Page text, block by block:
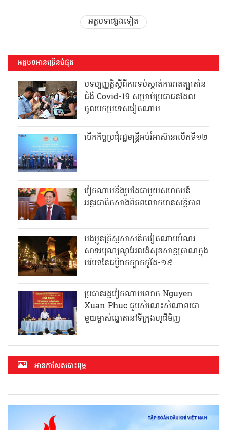
អត្ថបទផ្សេងទៀត
អត្ថបទអានច្រើនបំផុត
បទប្បញ្ញត្តិស្តីពីការទប់ស្កាត់ការរាតត្បាតនៃ
ជំងឺ Covid-19 សម្រាប់ប្រជាជនដែល
ចូលមកប្រទេសវៀតណាម
បើកកិច្ចប្រជុំរដ្ឋមន្ត្រីអប់រំអាស៊ានលើកទី១២
វៀតណាមនឹងរួមដៃជាមួយសហគមន៍
អន្តរជាតិកសាងពិភពលោកមានសន្តិភាព
បងប្អូនគ្រិស្តសាសនិកវៀតណាមអំណរ
សាទរបុណ្យណូអែលដ៏សុខសាន្តត្រាណក្នុង
បរិបទនៃជម្ងឺរាតត្បាតកូវីដ-១៩
ប្រធានរដ្ឋវៀតណាមលោក Nguyen
Xuan Phuc ជួបសំណេះសំណាលជា
មួយម្ចាស់ឆ្នោតនៅទីក្រុងហូជីមិញ
អាន​កាសែត​បោះពុម្ភ